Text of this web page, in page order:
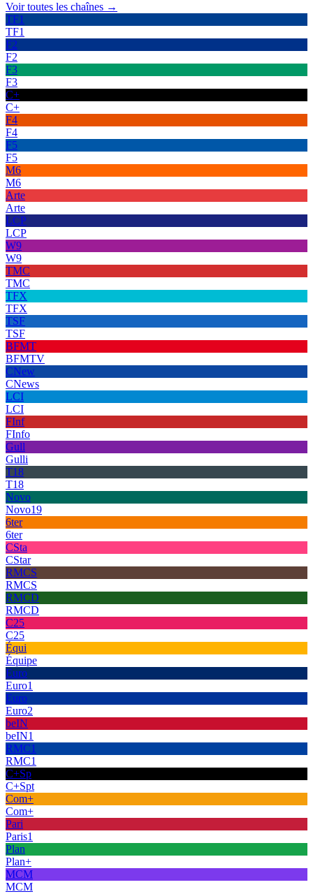
Voir toutes les chaînes →
TF1
TF1
F2
F2
F3
F3
C+
C+
F4
F4
F5
F5
M6
M6
Arte
Arte
LCP
LCP
W9
W9
TMC
TMC
TFX
TFX
TSF
TSF
BFMT
BFMTV
CNew
CNews
LCI
LCI
FInf
FInfo
Gull
Gulli
T18
T18
Novo
Novo19
6ter
6ter
CSta
CStar
RMCS
RMCS
RMCD
RMCD
C25
C25
Équi
Équipe
Euro
Euro1
Euro
Euro2
beIN
beIN1
RMC1
RMC1
C+Sp
C+Spt
Com+
Com+
Pari
Paris1
Plan
Plan+
MCM
MCM